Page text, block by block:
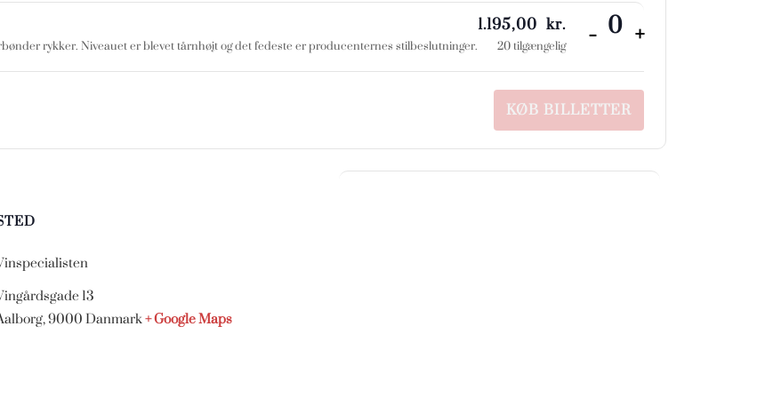
rykker. Niveauet er blevet tårnhøjt og det fedeste er producenternes stilbeslutninger.
1.195,00 kr.
20tilgængelig -
Antal
+
13
,9000 Danmark+ Google Maps